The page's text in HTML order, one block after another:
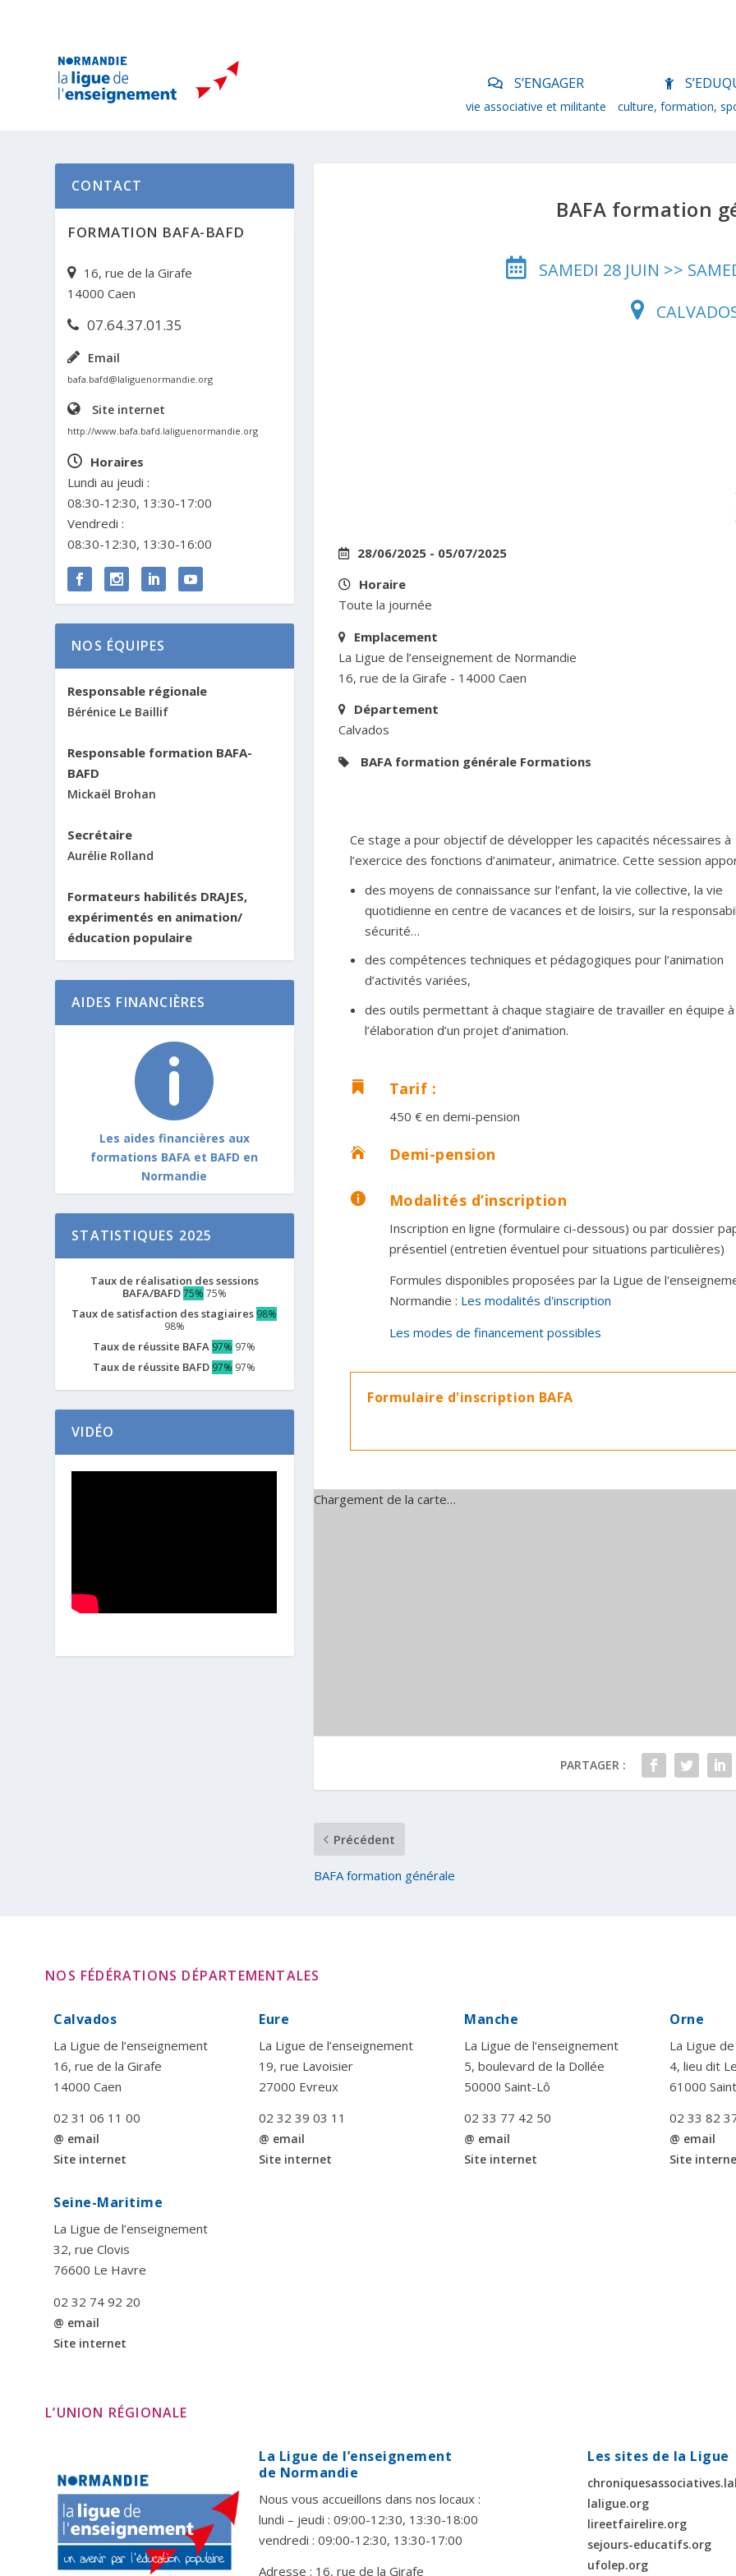
S’ENGAGER
vie associative et militante culture, formation,
BAFA formation
SAMEDI 28 JUIN >>
28/06/2025 - 05/07/2025
Horaire
Toute la journée
Emplacement
La Ligue de l’enseignement de Normandie
16, rue de la Girafe - 14000 Caen
Département
Calvados
BAFA formation générale Formations
Ce stage a pour objectif de développer les capacités nécessaires à
l’exercice des fonctions d’animateur, animatrice. Cette session
des moyens de connaissance sur l’enfant, la vie collective, la vie
quotidienne en centre de vacances et de loisirs, sur la
sécurité…
des compétences techniques et pédagogiques pour l’animation
d’activités variées,
des outils permettant à chaque stagiaire de travailler en équipe à
l’élaboration d’un projet d’animation.
 Tarif :
450 € en demi-pension
 Demi-pension
 Modalités d’inscription
Inscription en ligne (formulaire ci-dessous) ou par dossier
présentiel (entretien éventuel pour situations particulières)
Formules disponibles proposées par la Ligue de
Normandie : Les modalités d'inscription
Les modes de financement possibles
Formulaire d'inscription BAFA
Chargement de la carte…
PARTAGER :
Précédent
BAFA formation générale
CONTACT
FORMATION BAFA-BAFD
16, rue de la Girafe
14000 Caen
07.64.37.01.35
Email
bafa.bafd@laliguenormandie.org
Site internet
http://www.bafa.bafd.laliguenormandie.org
Horaires
Lundi au jeudi :
08:30-12:30, 13:30-17:00
Vendredi :
08:30-12:30, 13:30-16:00
NOS ÉQUIPES
Responsable régionale
Bérénice Le Baillif
Responsable formation BAFA-
BAFD
Mickaël Brohan
Secrétaire
Aurélie Rolland
Formateurs habilités DRAJES,
expérimentés en animation/
éducation populaire
AIDES FINANCIÈRES

Les aides financières aux
formations BAFA et BAFD en
Normandie
STATISTIQUES 2025
Taux de réalisation des sessions
BAFA/BAFD75% 75%
Taux de satisfaction des stagiaires 98%
98%
Taux de réussite BAFA 97% 97%
Taux de réussite BAFD 97% 97%
VIDÉO
NOS FÉDÉRATIONS DÉPARTEMENTALES
Calvados
La Ligue de l’enseignement
16, rue de la Girafe
14000 Caen
02 31 06 11 00
@ email
Site internet
Eure
La Ligue de l’enseignement
19, rue Lavoisier
27000 Evreux
02 32 39 03 11
@ email
Site internet
Manche
La Ligue de l’enseignement
5, boulevard de la Dollée
50000 Saint-Lô
02 33 77 42 50
@ email
Site internet
Orne
La Ligue
4, lieu dit
61000
02 33 82
@ email
Site
Seine-Maritime
La Ligue de l’enseignement
32, rue Clovis
76600 Le Havre
02 32 74 92 20
@ email
Site internet
L’UNION RÉGIONALE
La Ligue de l’enseignement
de Normandie
Nous vous accueillons dans nos locaux :
lundi – jeudi : 09:00-12:30, 13:30-18:00
vendredi : 09:00-12:30, 13:30-17:00
Adresse : 16, rue de la Girafe
Les sites de la Ligue
laligue.org
lireetfairelire.org
sejours-educatifs.org
ufolep.org